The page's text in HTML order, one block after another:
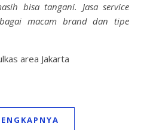
bisa tangani. Jasa service
macam brand dan tipe
area Jakarta